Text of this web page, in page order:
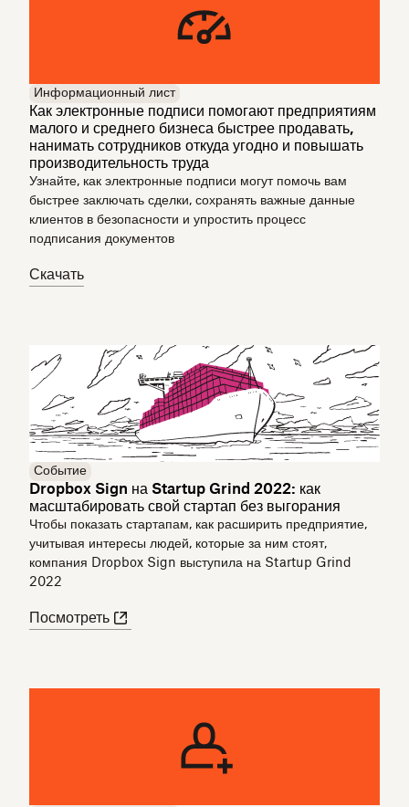
Информационный лист
Как электронные подписи помогают предприятиям
малого и среднего бизнеса быстрее продавать,
нанимать сотрудников откуда угодно и повышать
производительность труда
Узнайте, как электронные подписи могут помочь вам
быстрее заключать сделки, сохранять важные данные
клиентов в безопасности и упростить процесс
подписания документов
Скачать
Событие
Dropbox Sign на Startup Grind 2022: как
масштабировать свой стартап без выгорания
Чтобы показать стартапам, как расширить предприятие,
учитывая интересы людей, которые за ним стоят,
компания Dropbox Sign выступила на Startup Grind
2022
Посмотреть